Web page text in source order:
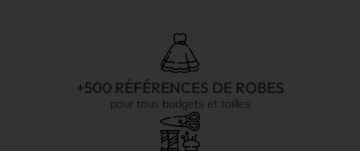
+500 RÉFÉRENCES DE ROBES
pour tous budgets et tailles